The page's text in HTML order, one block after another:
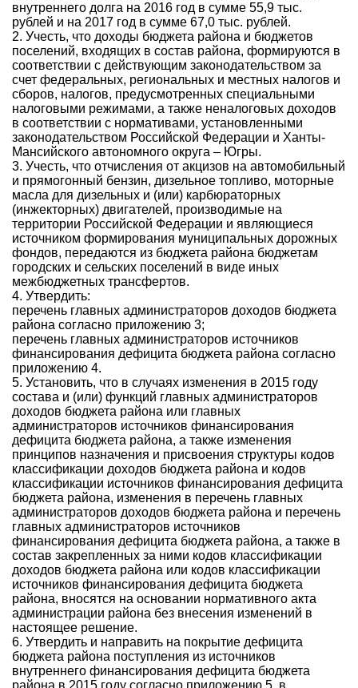
внутреннего долга на 2016 год в сумме 55,9 тыс.
рублей и на 2017 год в сумме 67,0 тыс. рублей.
2. Учесть, что доходы бюджета района и бюджетов
поселений, входящих в состав района, формируются в
соответствии с действующим законодательством за
счет федеральных, региональных и местных налогов и
сборов, налогов, предусмотренных специальными
налоговыми режимами, а также неналоговых доходов
в соответствии с нормативами, установленными
законодательством Российской Федерации и Ханты-
Мансийского автономного округа – Югры.
3. Учесть, что отчисления от акцизов на автомобильный
и прямогонный бензин, дизельное топливо, моторные
масла для дизельных и (или) карбюраторных
(инжекторных) двигателей, производимые на
территории Российской Федерации и являющиеся
источником формирования муниципальных дорожных
фондов, передаются из бюджета района бюджетам
городских и сельских поселений в виде иных
межбюджетных трансфертов.
4. Утвердить:
перечень главных администраторов доходов бюджета
района согласно приложению 3;
перечень главных администраторов источников
финансирования дефицита бюджета района согласно
приложению 4.
5. Установить, что в случаях изменения в 2015 году
состава и (или) функций главных администраторов
доходов бюджета района или главных
администраторов источников финансирования
дефицита бюджета района, а также изменения
принципов назначения и присвоения структуры кодов
классификации доходов бюджета района и кодов
классификации источников финансирования дефицита
бюджета района, изменения в перечень главных
администраторов доходов бюджета района и перечень
главных администраторов источников
финансирования дефицита бюджета района, а также в
состав закрепленных за ними кодов классификации
доходов бюджета района или кодов классификации
источников финансирования дефицита бюджета
района, вносятся на основании нормативного акта
администрации района без внесения изменений в
настоящее решение.
6. Утвердить и направить на покрытие дефицита
бюджета района поступления из источников
внутреннего финансирования дефицита бюджета
района в 2015 году согласно приложению 5, в